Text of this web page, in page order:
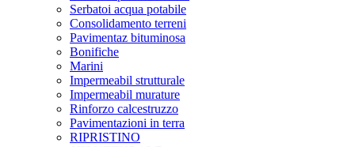
Serbatoi acqua potabile
Consolidamento terreni
Pavimentaz bituminosa
Bonifiche
Marini
Impermeabil strutturale
Impermeabil murature
Rinforzo calcestruzzo
Pavimentazioni in terra
RIPRISTINO